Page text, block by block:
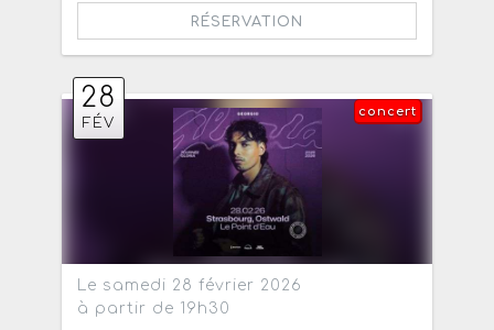
RÉSERVATION
28
FÉV
concert
Le samedi 28 février 2026
à partir de 19h30